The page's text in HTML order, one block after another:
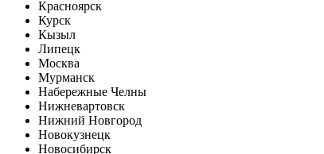
Красноярск
Курск
Кызыл
Липецк
Москва
Мурманск
Набережные Челны
Нижневартовск
Нижний Новгород
Новокузнецк
Новосибирск